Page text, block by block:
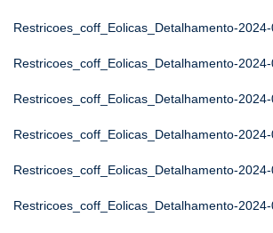
Restricoes_coff_Eolicas_Detalhamento-
Restricoes_coff_Eolicas_Detalhamento-
Restricoes_coff_Eolicas_Detalhamento-
Restricoes_coff_Eolicas_Detalhamento-
Restricoes_coff_Eolicas_Detalhamento-
Restricoes_coff_Eolicas_Detalhamento-